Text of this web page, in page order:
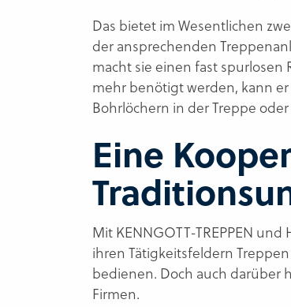
Das bietet im Wesentlichen
der ansprechenden
macht sie einen fast
mehr benötigt werden, kann
Bohrlöchern in der Treppe
Eine
Mit KENNGOTT-TREPPEN
ihren Tätigkeitsfeldern
bedienen. Doch auch darüber
Firmen.